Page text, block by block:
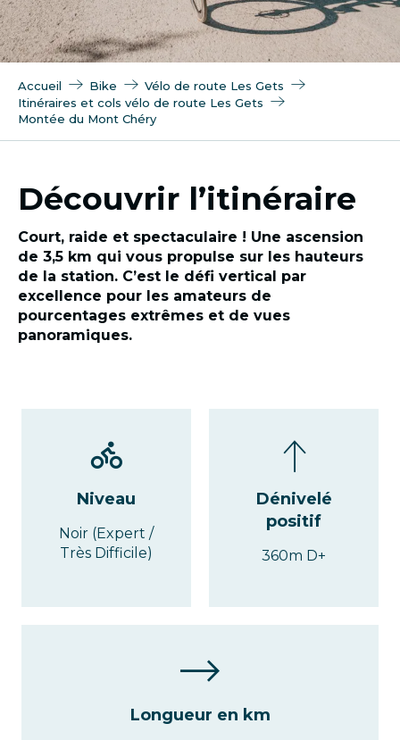
Accueil Bike
Vélo de route Les Gets
Itinéraires et cols vélo de route Les Gets
Montée du Mont Chéry
Découvrir l’itinéraire
Court, raide et spectaculaire ! Une ascension
de 3,5 km qui vous propulse sur les hauteurs
de la station. C’est le défi vertical par
excellence pour les amateurs de
pourcentages extrêmes et de vues
panoramiques.
Niveau
Noir (Expert /
Très Difficile)
Dénivelé
positif
360m D+
Longueur en km